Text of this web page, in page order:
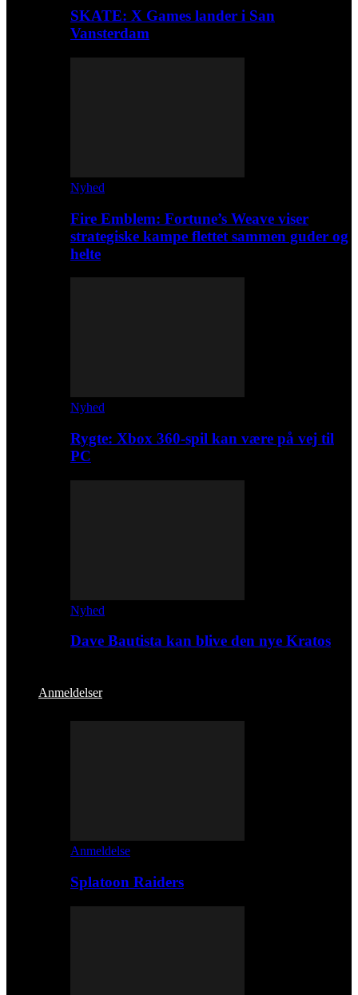
SKATE: X Games lander i San
Vansterdam
Nyhed
Fire Emblem: Fortune’s Weave viser
strategiske kampe flettet sammen guder og
helte
Nyhed
Rygte: Xbox 360-spil kan være på vej til
PC
Nyhed
Dave Bautista kan blive den nye Kratos
Anmeldelser
Anmeldelse
Splatoon Raiders